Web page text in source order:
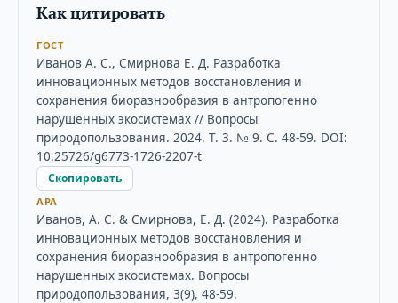
Как цитировать
ГОСТ
Иванов А. С., Смирнова Е. Д. Разработка
инновационных методов восстановления и
сохранения биоразнообразия в антропогенно
нарушенных экосистемах // Вопросы
природопользования. 2024. Т. 3. № 9. С. 48-59. DOI:
10.25726/g6773-1726-2207-t
Скопировать
APA
Иванов, А. С. & Смирнова, Е. Д. (2024). Разработка
инновационных методов восстановления и
сохранения биоразнообразия в антропогенно
нарушенных экосистемах. Вопросы
природопользования, 3(9), 48-59.